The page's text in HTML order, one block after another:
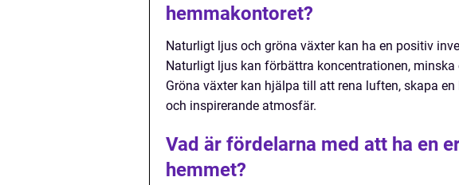
hemmakontoret?
Naturligt ljus och gröna växter kan ha en positiv
Naturligt ljus kan förbättra koncentrationen,
Gröna växter kan hjälpa till att rena luften, skapa
och inspirerande atmosfär.
Vad är fördelarna med att ha en
hemmet?